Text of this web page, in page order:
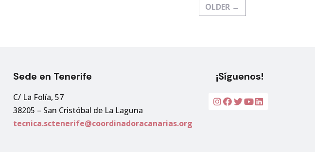
OLDER →
Sede en Tenerife
C/ La Folía, 57
38205 – San Cristóbal de La Laguna
tecnica.sctenerife@coordinadoracanarias.org
¡Síguenos!